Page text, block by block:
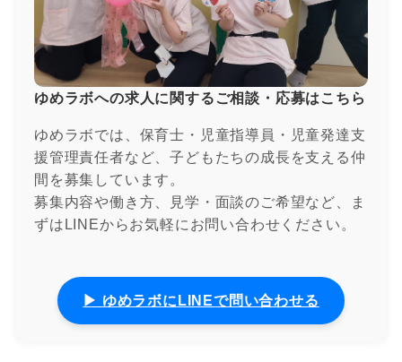
ゆめラボへの求人に関するご相談・応募はこちら
ゆめラボでは、保育士・児童指導員・児童発達支
援管理責任者など、子どもたちの成長を支える仲
間を募集しています。
募集内容や働き方、見学・面談のご希望など、ま
ずはLINEからお気軽にお問い合わせください。
▶ ゆめラボにLINEで問い合わせる